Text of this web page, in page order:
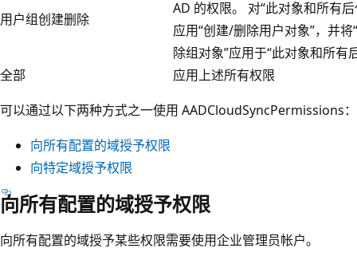
用户组创建删除
AD 的权限。 对“此对象和所有
应用“创建/删除用户对象”，并将
除组对象”应用于“此对象和所有
全部
应用上述所有权限
可以通过以下两种方式之一使用 AADCloudSyncPermissions：
向所有配置的域授予权限
向特定域授予权限
向所有配置的域授予权限
向所有配置的域授予某些权限需要使用企业管理员帐户。